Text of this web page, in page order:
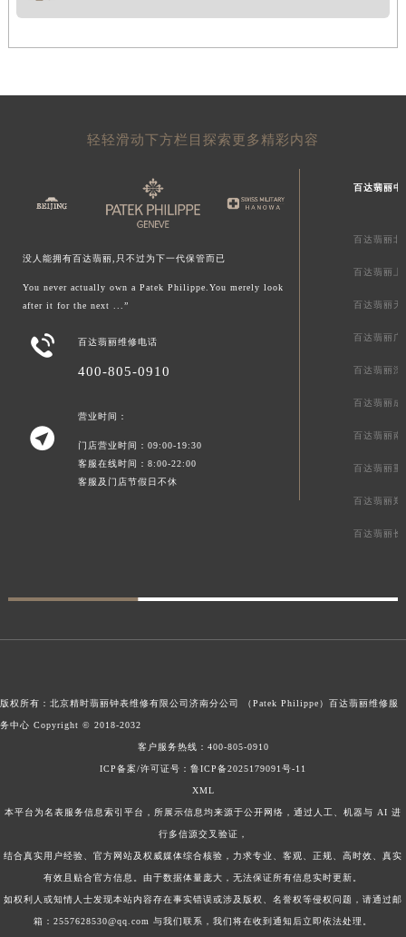
轻轻滑动下方栏目探索更多精彩内容
没人能拥有百达翡丽,只不过为下一代保管而已
You never actually own a Patek Philippe.You merely look
after it for the next ...”
 百达翡丽维修电话
400-805-0910

营业时间：
门店营业时间：09:00-19:30
客服在线时间：8:00-22:00
客服及门店节假日不休
百达翡丽中
百达翡丽北
百达翡丽上
百达翡丽天
百达翡丽广
百达翡丽深
百达翡丽成
百达翡丽南
百达翡丽重
百达翡丽郑
百达翡丽长
版权所有：北京精时翡丽钟表维修有限公司济南分公司 （Patek Philippe） 百达翡丽维修服
务中心 Copyright © 2018-2032
客户服务热线： 400-805-0910
ICP备案/许可证号：鲁ICP备2025179091号-11
XML
本平台为名表服务信息索引平台，所展示信息均来源于公开网络，通过人工、机器与 AI 进
行多信源交叉验证，
结合真实用户经验、官方网站及权威媒体综合核验，力求专业、客观、正规、高时效、真实
有效且贴合官方信息。由于数据体量庞大，无法保证所有信息实时更新。
如权利人或知情人士发现本站内容存在事实错误或涉及版权、名誉权等侵权问题，请通过邮
箱：2557628530@qq.com 与我们联系，我们将在收到通知后立即依法处理。